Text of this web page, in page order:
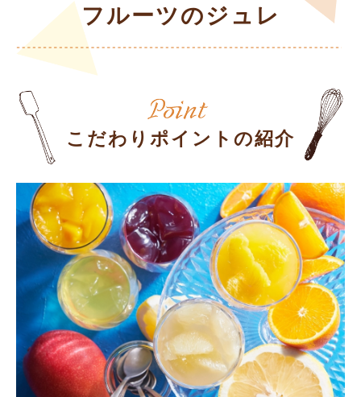
フルーツのジュレ
こだわりポイントの紹介